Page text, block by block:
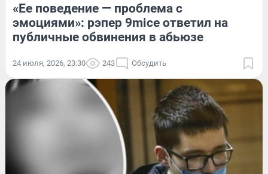
«Ее поведение — проблема с
эмоциями»: рэпер 9mice ответил на
публичные обвинения в абьюзе
24 июля, 2026, 23:30 243 Обсудить